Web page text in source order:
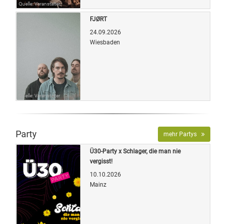
Quelle: Veranstalter
Quelle: Veranstalter
FJØRT
24.09.2026
Wiesbaden
Party mehr Partys
Ü30-Party x Schlager, die man nie
vergisst!
10.10.2026
Mainz